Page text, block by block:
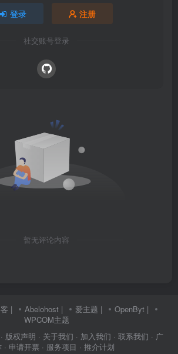
登录 注册
社交账号登录
暂无评论内容
| Abelohost | 爱主题 | OpenByt |
WPCOM主题
· 版权声明 · 关于我们 · 加入我们 · 联系我们 · 广
· 申请开票 · 服务项目 · 推介计划